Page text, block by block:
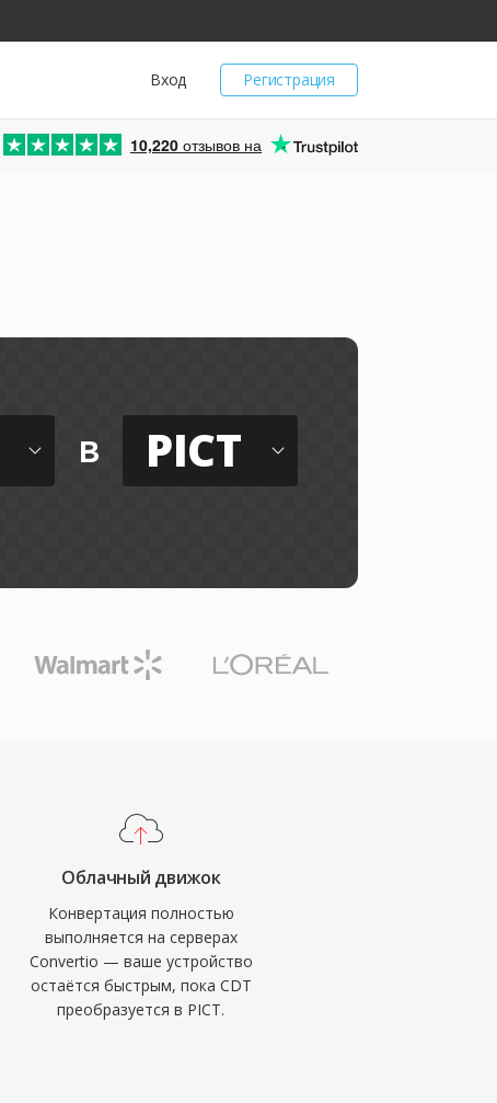
Регистрация
Вход
10,220 отзывов на
в PICT
Облачный движок
Конвертация полностью
выполняется на серверах
Convertio — ваше устройство
остаётся быстрым, пока CDT
преобразуется в PICT.